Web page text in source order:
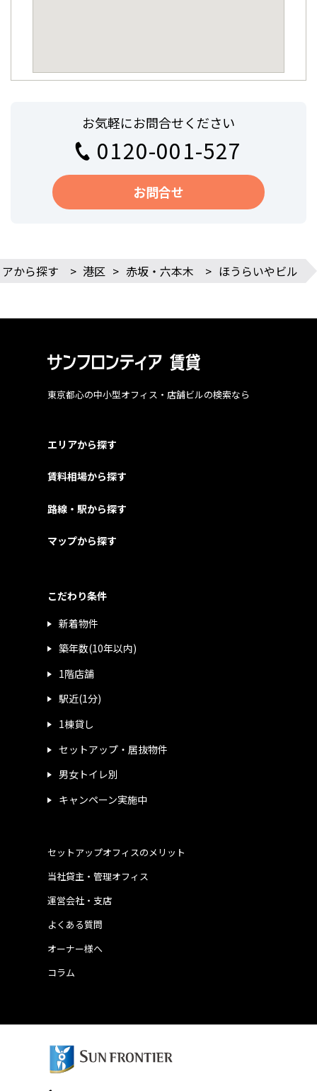
お気軽にお問合せください
0120-001-527
お問合せ
から探す > 港区 > 赤坂・六本木 > ほうらいやビル
東京都心の中小型オフィス・店舗ビルの検索なら
エリアから探す
賃料相場から探す
路線・駅から探す
マップから探す
こだわり条件
新着物件
築年数(10年以内)
1階店舗
駅近(1分)
1棟貸し
セットアップ・居抜物件
男女トイレ別
キャンペーン実施中
運営会社・支店
よくある質問
当社貸主・管理オフィス
オーナー様へ
コラム
セットアップオフィスのメリット